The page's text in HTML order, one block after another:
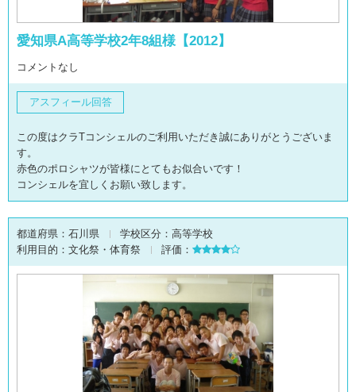
愛知県A高等学校2年8組様【2012】
コメントなし
アスフィール回答
この度はクラTコンシェルのご利用いただき誠にありがとうございま
す。
赤色のポロシャツが皆様にとてもお似合いです！
コンシェルを宜しくお願い致します。
都道府県： 石川県 学校区分： 高等学校
利用目的： 文化祭・体育祭 評価：